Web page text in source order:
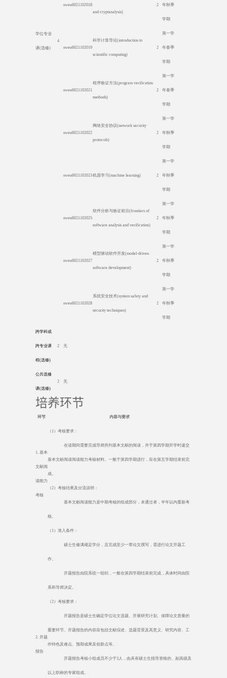
学位专业
课(选修)
4
swen6021102018
and cryptanalysis)
2 年秋季
学期
swen6021102019
科学计算导论(introduction to
scientific computing)
2
第一学
年春季
学期
swen6021102021
程序验证方法(program verification
methods)
2
第一学
年春季
学期
swen6021102022
网络安全协议(network security
protocols)
2
第一学
年秋季
学期
swen6021102023机器学习 (machine learning) 2
第一学
年秋季
学期
swen6021102025
软件分析与验证前沿(frontiers of
software analysis and verification)
2
第一学
年秋季
学期
swen6021102027
模型驱动软件开发(model-driven
software development)
2
第一学
年秋季
学期
swen6021102028
系统安全技术(system safety and
security techniques)
2
第一学
年秋季
学期
跨学科或
跨专业课
程(选修)
2 无
公共选修
课(选修)
2 无
培养环节
环节 内容与要求
1. 基本
文献阅
读能力
考核
（ 1）考核要求：
在读期间需要完成导师所列基本文献的阅读，并于第四学期开学时递交
基本文献阅读阅读能力考核材料。一般于第四学期进行，应在第五学期结束前完
成。
（2）考核结果及分流说明：
基本文献阅读能力是中期考核的组成部分，未通过者，半年以内重新考
核。
2. 开题
报告
（ 1）准入条件：
硕士生修满规定学分，且完成至少一章论文撰写，需进行论文开题工
作。
开题报告由院系统一组织，一般在第四学期结束前完成，具体时间由院
系和导师决定。
（2）考核要求：
开题报告是硕士生确定学位论文选题、开展研究计划、保障论文质量的
重要环节。开题报告的内容应包括文献综述、选题背景及其意义、研究内容、工
作特色及难点、预期成果及创新点等。
开题报告考核小组成员不少于3人，由具有硕士生指导资格的、副高级及
以上职称的专家组成。